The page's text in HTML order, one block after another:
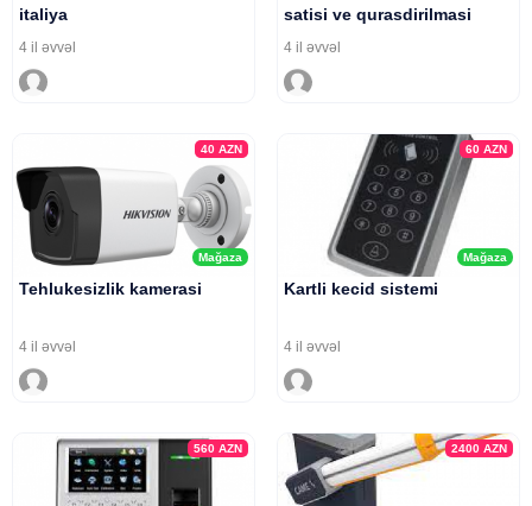
italiya
4 il əvvəl
satisi ve qurasdirilmasi
4 il əvvəl
Mağaza
40AZN
Tehlukesizlik kamerasi
4 il əvvəl
Mağaza
60 AZN
Kartli kecid sistemi
4 il əvvəl
560AZN 2400 AZN